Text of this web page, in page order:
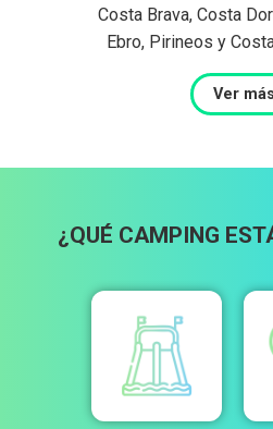
Costa Brava, Costa
Ebro, Pirineos y
Ver más
¿QUÉ CAMPING